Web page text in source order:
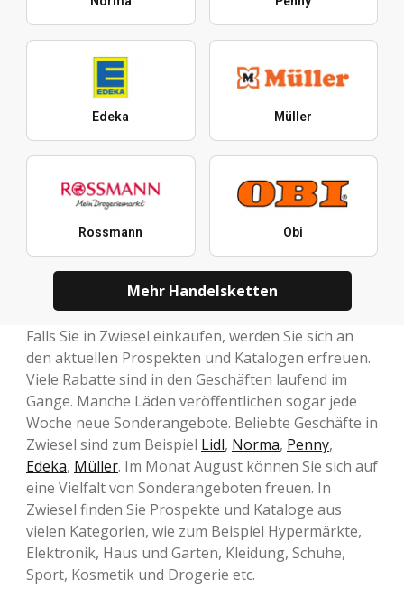
Edeka Müller
Rossmann Obi
Mehr Handelsketten
Falls Sie in Zwiesel einkaufen, werden Sie sich an
den aktuellen Prospekten und Katalogen erfreuen.
Viele Rabatte sind in den Geschäften laufend im
Gange. Manche Läden veröffentlichen sogar jede
Woche neue Sonderangebote. Beliebte Geschäfte in
Zwiesel sind zum Beispiel Lidl, Norma, Penny,
Edeka, Müller. Im Monat August können Sie sich auf
eine Vielfalt von Sonderangeboten freuen. In
Zwiesel finden Sie Prospekte und Kataloge aus
vielen Kategorien, wie zum Beispiel Hypermärkte,
Elektronik, Haus und Garten, Kleidung, Schuhe,
Sport, Kosmetik und Drogerie etc.